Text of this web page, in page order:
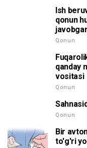
Ish
qonun
Qonun
qanday
vositasi
Qonun
Qonun
Bir
to'g'ri